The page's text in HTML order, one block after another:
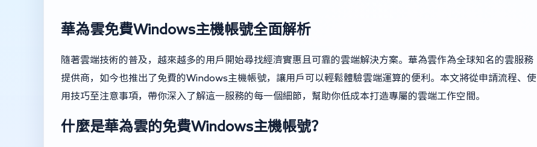
華為雲免費Windows主機帳號全面解析
隨著雲端技術的普及，越來越多的用戶開始尋找經濟實惠且可靠的雲端解決方案。華為雲作為全球知名的雲服務
提供商，如今也推出了免費的Windows主機帳號，讓用戶可以輕鬆體驗雲端運算的便利。本文將從申請流程、使
用技巧至注意事項，帶你深入了解這一服務的每一個細節，幫助你低成本打造專屬的雲端工作空間。
什麼是華為雲的免費Windows主機帳號？